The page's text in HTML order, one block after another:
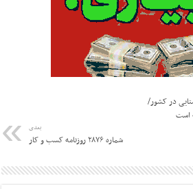
روستایی در کشور/
است
بعدی
شماره ۲۸۷۶ روزنامه کسب و کار